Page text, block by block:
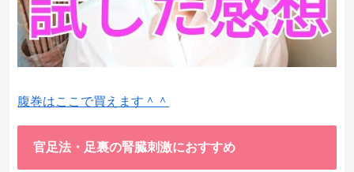
腹巻はここで買えます＾＾
官足法・足裏の腎臓刺激におすすめ